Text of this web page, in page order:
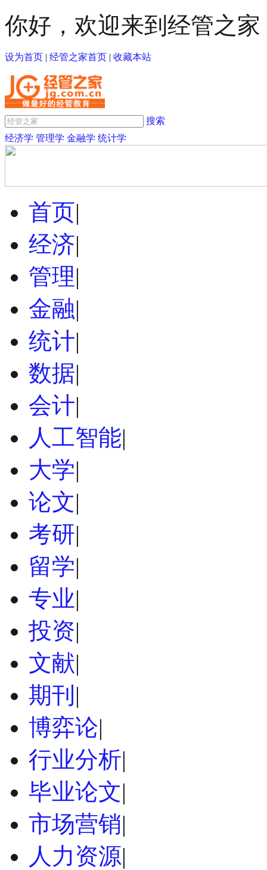
你好，欢迎来到经管之家
设为首页 | 经管之家首页 | 收藏本站
搜索
经济学 管理学 金融学 统计学
首页|
经济|
管理|
金融|
统计|
数据|
会计|
人工智能|
大学|
论文|
考研|
留学|
专业|
投资|
文献|
期刊 |
博弈论|
行业分析|
毕业论文|
市场营销|
人力资源|